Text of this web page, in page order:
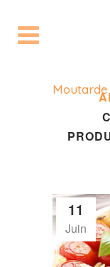
11
Juin